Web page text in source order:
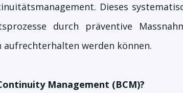
Dieses
durch präventive
aufrechterhalten werden können.
Management (BCM)?